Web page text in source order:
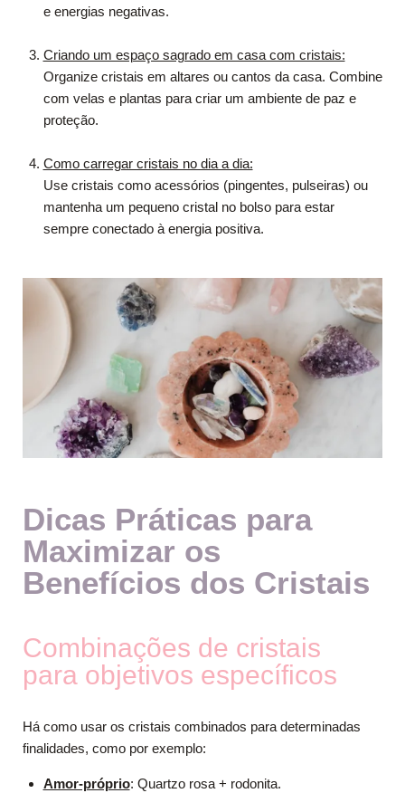
e energias negativas.
Criando um espaço sagrado em casa com cristais:
Organize cristais em altares ou cantos da casa. Combine
com velas e plantas para criar um ambiente de paz e
proteção.
Como carregar cristais no dia a dia:
Use cristais como acessórios (pingentes, pulseiras) ou
mantenha um pequeno cristal no bolso para estar
sempre conectado à energia positiva.
Dicas Práticas para
Maximizar os
Benefícios dos Cristais
Combinações de cristais
para objetivos específicos
Há como usar os cristais combinados para determinadas
finalidades, como por exemplo:
Amor-próprio: Quartzo rosa + rodonita.